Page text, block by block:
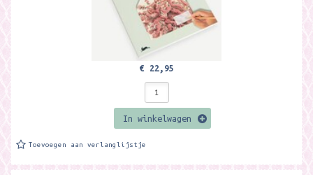
€ 22,95
In winkelwagen
Toevoegen aan verlanglijstje